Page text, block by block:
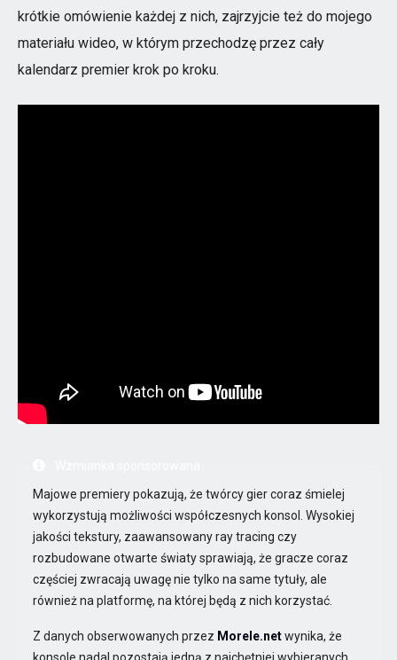
krótkie omówienie każdej z nich, zajrzyjcie też do mojego
materiału wideo, w którym przechodzę przez cały
kalendarz premier krok po kroku.
Majowe premiery pokazują, że twórcy gier coraz śmielej
wykorzystują możliwości współczesnych konsol. Wysokiej
jakości tekstury, zaawansowany ray tracing czy
rozbudowane otwarte światy sprawiają, że gracze coraz
częściej zwracają uwagę nie tylko na same tytuły, ale
również na platformę, na której będą z nich korzystać.
Z danych obserwowanych przez Morele.netwynika, że